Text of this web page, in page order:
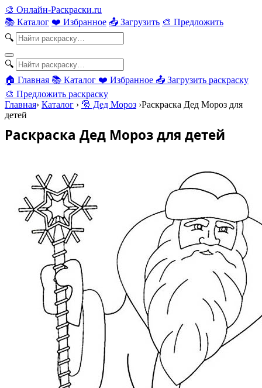
🎨 Онлайн-Раскраски.ru
📚 Каталог ❤️ Избранное 📤 Загрузить 🎨 Предложить
🔍
🔍
🏠 Главная 📚 Каталог ❤️ Избранное 📤 Загрузить раскраску
🎨 Предложить раскраску
Главная› Каталог › 🎅 Дед Мороз ›Раскраска Дед Мороз для
детей
Раскраска Дед Мороз для детей